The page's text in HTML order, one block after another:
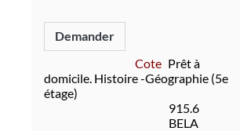
Demander
Cote Prêt à
domicile. Histoire -Géographie (5e
étage)
915.6
BELA